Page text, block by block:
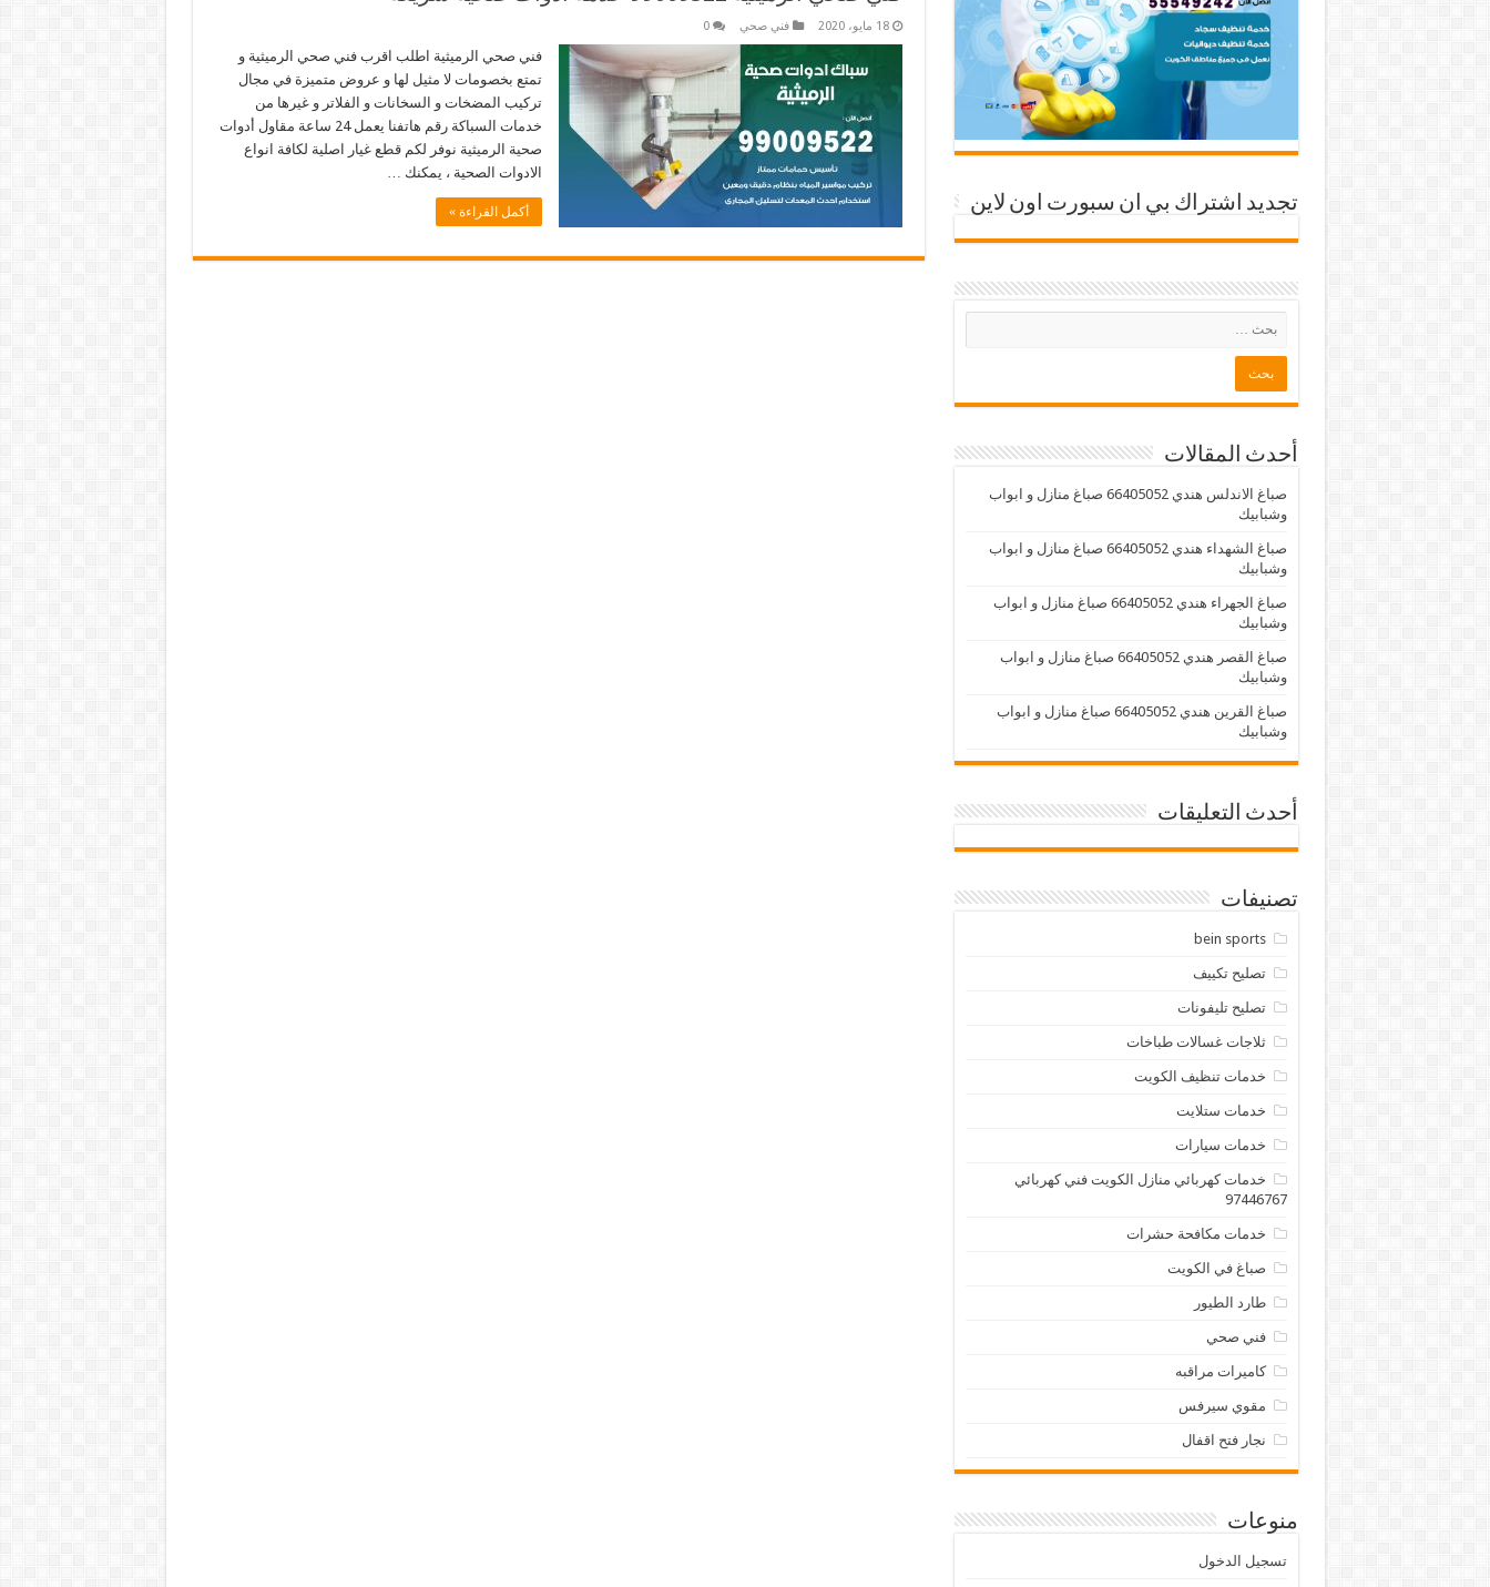
18 مايو، 2020 فني صحي 0
فني صحي الرميثية اطلب اقرب فني صحي الرميثية و
تمتع بخصومات لا مثيل لها و عروض متميزة في مجال
تركيب المضخات و السخانات و الفلاتر و غيرها من
خدمات السباكة رقم هاتفنا يعمل 24 ساعة مقاول أدوات
صحية الرميثية نوفر لكم قطع غيار اصلية لكافة انواع
الادوات الصحية ، يمكنك …
أكمل القراءة » تجديد اشتراك بي ان سبورت اون لاين
أحدث المقالات
صباغ الاندلس هندي 66405052 صباغ منازل و ابواب
وشبابيك
صباغ الشهداء هندي 66405052 صباغ منازل و ابواب
وشبابيك
صباغ الجهراء هندي 66405052 صباغ منازل و ابواب
وشبابيك
صباغ القصر هندي 66405052 صباغ منازل و ابواب
وشبابيك
صباغ القرين هندي 66405052 صباغ منازل و ابواب
وشبابيك
أحدث التعليقات
تصنيفات
bein sports
تصليح تكييف
تصليح تليفونات
ثلاجات غسالات طباخات
خدمات تنظيف الكويت
خدمات ستلايت
خدمات سيارات
خدمات كهربائي منازل الكويت فني كهربائي
97446767
خدمات مكافحة حشرات
صباغ في الكويت
طارد الطيور
فني صحي
كاميرات مراقبه
مقوي سيرفس
نجار فتح اقفال
منوعات
تسجيل الدخول